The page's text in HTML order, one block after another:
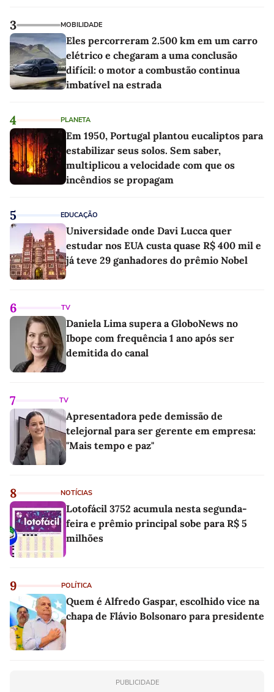
3 MOBILIDADE
Eles percorreram 2.500 km em um carro
elétrico e chegaram a uma conclusão
difícil: o motor a combustão continua
imbatível na estrada
4 PLANETA
Em 1950, Portugal plantou eucaliptos para
estabilizar seus solos. Sem saber,
multiplicou a velocidade com que os
incêndios se propagam
5 EDUCAÇÃO
Universidade onde Davi Lucca quer
estudar nos EUA custa quase R$ 400 mil e
já teve 29 ganhadores do prêmio Nobel
6 TV
Daniela Lima supera a GloboNews no
Ibope com frequência 1 ano após ser
demitida do canal
7 TV
Apresentadora pede demissão de
telejornal para ser gerente em empresa:
"Mais tempo e paz"
8 NOTÍCIAS
Lotofácil 3752 acumula nesta segunda-
feira e prêmio principal sobe para R$ 5
milhões
9 POLÍTICA
Quem é Alfredo Gaspar, escolhido vice na
chapa de Flávio Bolsonaro para presidente
PUBLICIDADE